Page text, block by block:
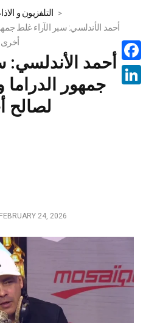
التلفزيون و
أحمد الأندلسي: سبر الآراء غلط
أخرى
أحمد الأندلسي:
جمهور
لصالح
FEBRUARY 24, 2026